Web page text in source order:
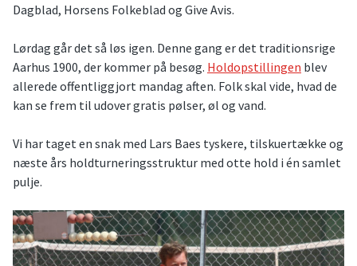
Dagblad, Horsens Folkeblad og Give Avis.
Lørdag går det så løs igen. Denne gang er det traditionsrige
Aarhus 1900, der kommer på besøg. Holdopstillingen blev
allerede offentliggjort mandag aften. Folk skal vide, hvad de
kan se frem til udover gratis pølser, øl og vand.
Vi har taget en snak med Lars Baes tyskere, tilskuertække og
næste års holdturneringsstruktur med otte hold i én samlet
pulje.